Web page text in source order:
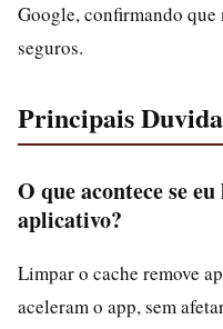
Google, confirmando que
seguros.
Principais
O que acontece se
aplicativo?
Limpar o cache remove
aceleram o app, sem